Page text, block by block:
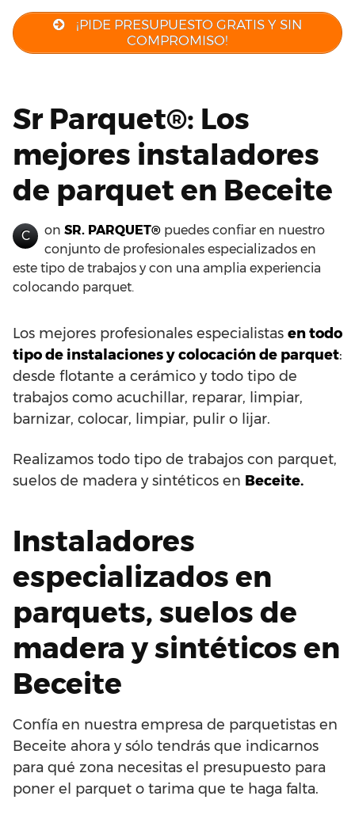
¡PIDE PRESUPUESTO GRATIS Y SIN
COMPROMISO!
Sr Parquet®: Los
mejores instaladores
de parquet en Beceite
C on SR. PARQUET® puedes confiar en nuestro
conjunto de profesionales especializados en
este tipo de trabajos y con una amplia experiencia
colocando parquet.
Los mejores profesionales especialistas en todo
tipo de instalaciones y colocación de parquet:
desde flotante a cerámico y todo tipo de
trabajos como acuchillar, reparar, limpiar,
barnizar, colocar, limpiar, pulir o lijar.
Realizamos todo tipo de trabajos con parquet,
suelos de madera y sintéticos en Beceite.
Instaladores
especializados en
parquets, suelos de
madera y sintéticos en
Beceite
Confía en nuestra empresa de parquetistas en
Beceite ahora y sólo tendrás que indicarnos
para qué zona necesitas el presupuesto para
poner el parquet o tarima que te haga falta.